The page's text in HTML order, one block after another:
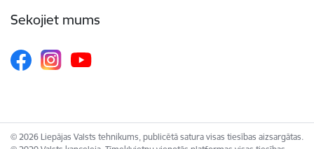
Sekojiet mums
© 2026 Liepājas Valsts tehnikums, publicētā satura visas tiesības aizsargātas.